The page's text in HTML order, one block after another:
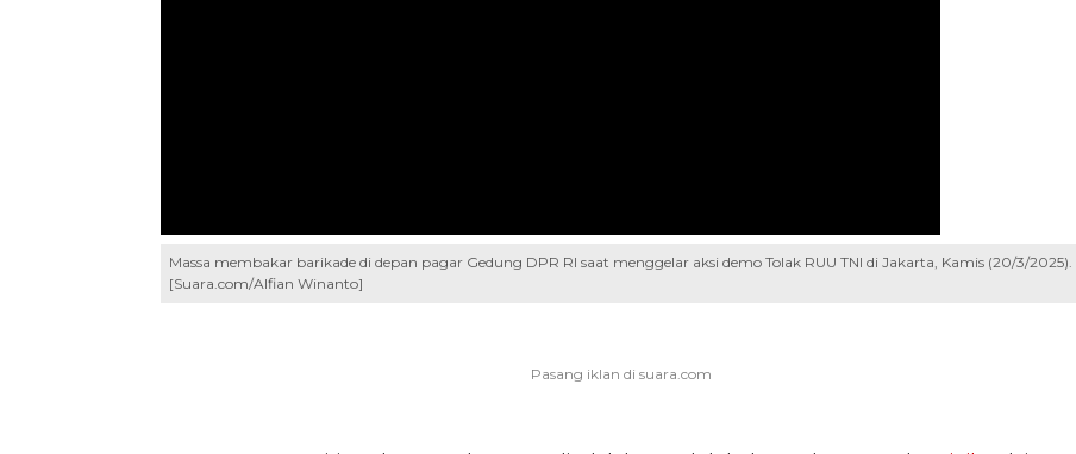
Massa membakar barikade di depan pagar Gedung DPR RI saat menggelar aksi demo Tolak RUU TNI di Jakarta, Kamis (20/3/2025).
[Suara.com/Alfian Winanto]